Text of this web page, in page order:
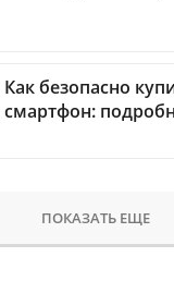
Как безопасно
смартфон:
ПОКАЗАТЬ ЕЩЕ